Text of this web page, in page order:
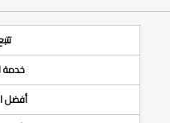
خدمة
أفضل